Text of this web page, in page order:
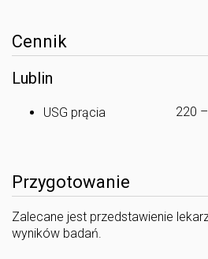
Cennik
Lublin
USG prącia 220
Przygotowanie
Zalecane jest przedstawienie
wyników badań.